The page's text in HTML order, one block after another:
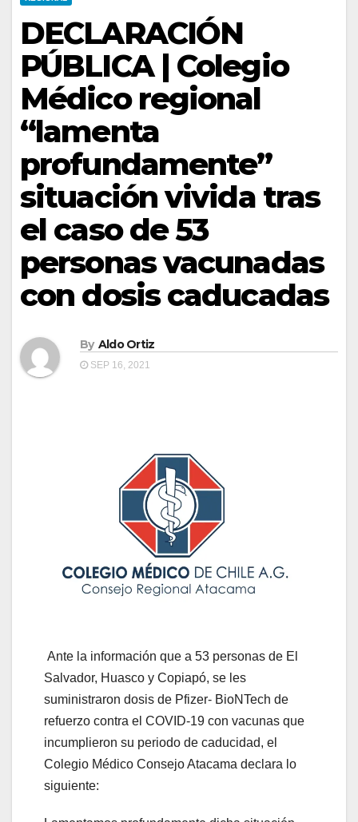
DECLARACIÓN
PÚBLICA | Colegio
Médico regional
“lamenta
profundamente”
situación vivida tras
el caso de 53
personas vacunadas
con dosis caducadas
By Aldo Ortiz
SEP 16, 2021
Ante la información que a 53 personas de El
Salvador, Huasco y Copiapó, se les
suministraron dosis de Pfizer- BioNTech de
refuerzo contra el COVID-19 con vacunas que
incumplieron su periodo de caducidad, el
Colegio Médico Consejo Atacama declara lo
siguiente: